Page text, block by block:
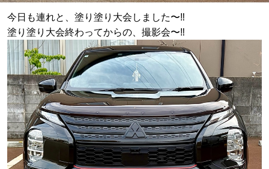
今日も連れと、塗り塗り大会しました〜‼️
塗り塗り大会終わってからの、撮影会〜‼️